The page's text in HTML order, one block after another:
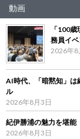
動画
「100
務員イベ
2026年8
AI時代、「暗黙知」
ル
2026年8月3日
紀伊勝浦の魅力を堪
2026年8月3日